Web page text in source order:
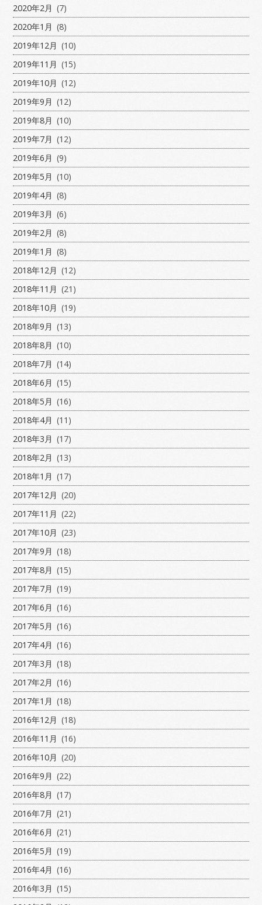
2020年2月 (7)
2020年1月 (8)
2019年12月 (10)
2019年11月 (15)
2019年10月 (12)
2019年9月 (12)
2019年8月 (10)
2019年7月 (12)
2019年6月 (9)
2019年5月 (10)
2019年4月 (8)
2019年3月 (6)
2019年2月 (8)
2019年1月 (8)
2018年12月 (12)
2018年11月 (21)
2018年10月 (19)
2018年9月 (13)
2018年8月 (10)
2018年7月 (14)
2018年6月 (15)
2018年5月 (16)
2018年4月 (11)
2018年3月 (17)
2018年2月 (13)
2018年1月 (17)
2017年12月 (20)
2017年11月 (22)
2017年10月 (23)
2017年9月 (18)
2017年8月 (15)
2017年7月 (19)
2017年6月 (16)
2017年5月 (16)
2017年4月 (16)
2017年3月 (18)
2017年2月 (16)
2017年1月 (18)
2016年12月 (18)
2016年11月 (16)
2016年10月 (20)
2016年9月 (22)
2016年8月 (17)
2016年7月 (21)
2016年6月 (21)
2016年5月 (19)
2016年4月 (16)
2016年3月 (15)